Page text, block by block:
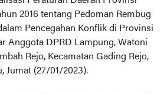
2016 tentang Pedoman Rembug
Pencegahan Konflik di Provinsi
Anggota DPRD Lampung, Watoni
Rejo, Kecamatan Gading Rejo,
Jumat (27/01/2023).